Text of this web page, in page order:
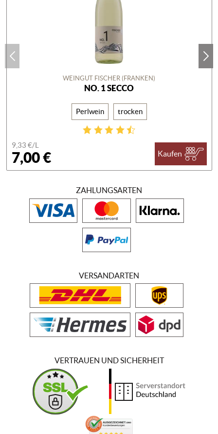
WEINGUT FISCHER (FRANKEN)
NO. 1 SECCO
Perlwein trocken
9,33 €/L
7,00 € Kaufen
ZAHLUNGSARTEN
VERSANDARTEN
VERTRAUEN UND SICHERHEIT